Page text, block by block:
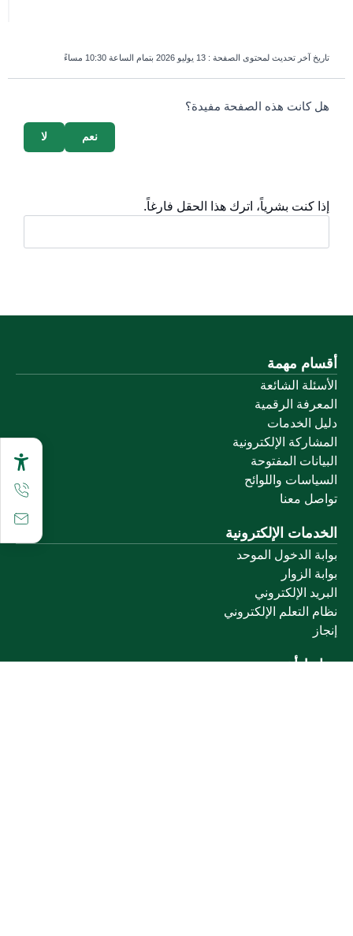
تاريخ آخر تحديث لمحتوى الصفحة : 13 يوليو 2026 بتمام الساعة 10:30 مساءً
survey_v2
هل كانت هذه الصفحة مفيدة؟
لا نعم
إذا كنت بشرياً، اترك هذا الحقل فارغاً.
أقسام مهمة
الأسئلة الشائعة
المعرفة الرقمية
دليل الخدمات
المشاركة الإلكترونية
البيانات المفتوحة
السياسات واللوائح
تواصل معنا
الخدمات الإلكترونية
بوابة الدخول الموحد
بوابة الزوار
البريد الإلكتروني
نظام التعلم الإلكتروني
إنجاز
روابط أخرى